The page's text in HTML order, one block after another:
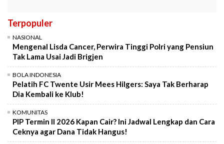
Terpopuler
NASIONAL
Mengenal Lisda Cancer, Perwira Tinggi Polri yang Pensiun
Tak Lama Usai Jadi Brigjen
BOLA INDONESIA
Pelatih FC Twente Usir Mees Hilgers: Saya Tak Berharap
Dia Kembali ke Klub!
KOMUNITAS
PIP Termin II 2026 Kapan Cair? Ini Jadwal Lengkap dan Cara
Ceknya agar Dana Tidak Hangus!